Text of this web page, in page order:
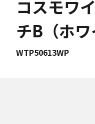
コスモワ
チB（ホワ
WTP50613WP